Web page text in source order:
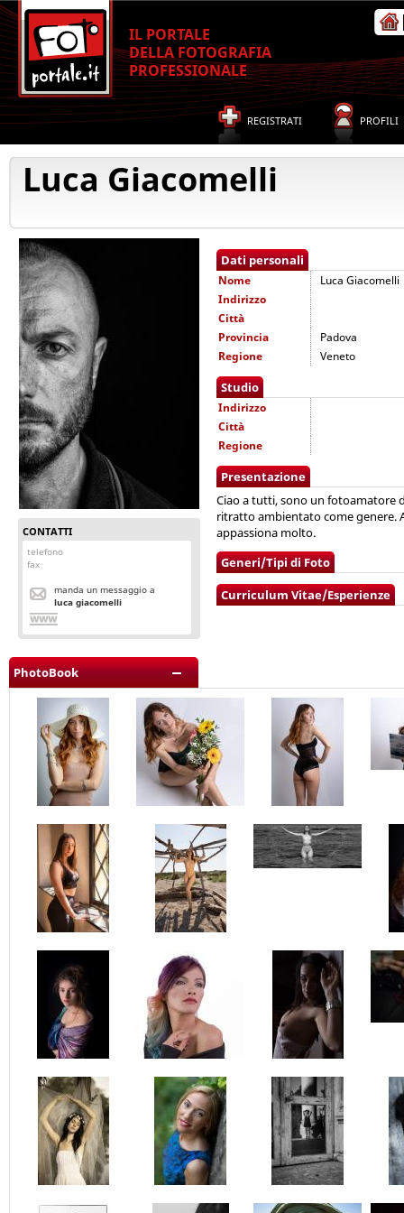
IL PORTALE
DELLA FOTOGRAFIA
PROFESSIONALE
REGISTRATI PROFILI
Luca Giacomelli
CONTATTI
telefono
fax
manda un messaggio a
luca giacomelli
Dati personali
Nome
Luca Giacomelli
Indirizzo
Città
Provincia
Padova
Regione
Veneto
Studio
Indirizzo
Città
Regione
Presentazione
Ciao a tutti, sono un fotoamatore
ritratto ambientato come genere.
appassiona molto.
Generi/Tipi di Foto
Curriculum Vitae/Esperienze
PhotoBook